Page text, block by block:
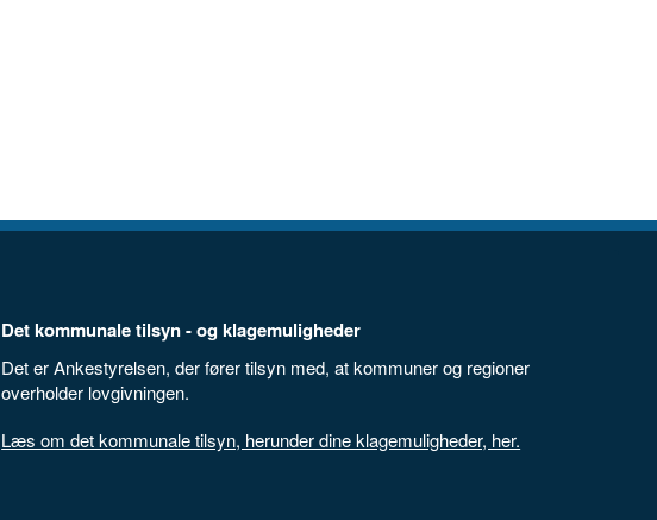
Det kommunale tilsyn - og klagemuligheder
Det er Ankestyrelsen, der fører tilsyn med, at kommuner og regioner
overholder lovgivningen.
Læs om det kommunale tilsyn, herunder dine klagemuligheder, her.